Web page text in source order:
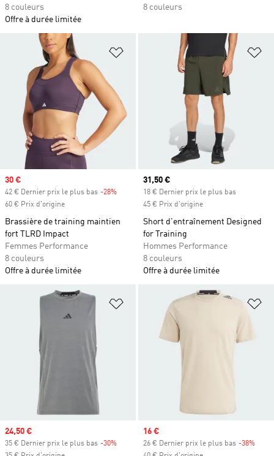
8 couleurs
Offre à durée limitée
8 couleurs
Ajouter à la Liste de produits
Prix soldé
30 €
42 € Dernier prix le plus bas -28%
60 € Prix d'origine
Brassière de training maintien
fort TLRD Impact
Femmes Performance
8 couleurs
Offre à durée limitée
Prix actuel
31,50 €
18 € Dernier prix le plus bas
45 € Prix d'origine
Short d'entraînement Designed
for Training
Hommes Performance
8 couleurs
Offre à durée limitée
Ajouter à la Liste de produits
Prix soldé
24,50 €
35 € Dernier prix le plus bas -30%
Prix soldé
16 €
26 € Dernier prix le plus bas -38%